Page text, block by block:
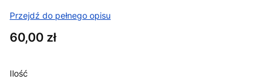
Przejdź do pełnego opisu
Cena
60,00 zł
Ilość